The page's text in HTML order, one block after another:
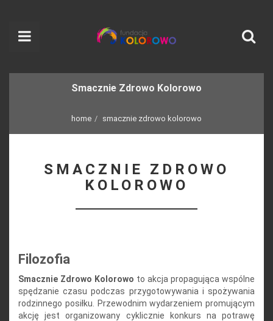
Smacznie Zdrowo Kolorowo
home smacznie zdrowo kolorowo
SMACZNIE ZDROWO
KOLOROWO
Filozofia
Smacznie Zdrowo Kolorowo to akcja propagująca wspólne
spędzanie czasu podczas przygotowywania i spożywania
rodzinnego posiłku. Przewodnim wydarzeniem promującym
akcję jest organizowany cyklicznie konkurs na potrawę